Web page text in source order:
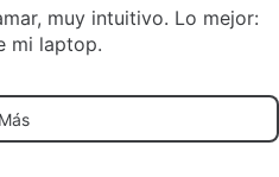
muy intuitivo. Lo mejor:
mi laptop.
Más